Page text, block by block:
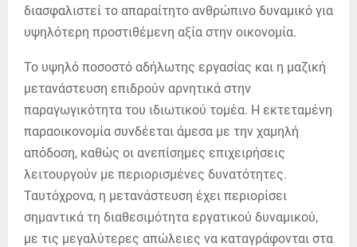
διασφαλιστεί το απαραίτητο ανθρώπινο δυναμικό για
υψηλότερη προστιθέμενη αξία στην οικονομία.
Το υψηλό ποσοστό αδήλωτης εργασίας και η μαζική
μετανάστευση επιδρούν αρνητικά στην
παραγωγικότητα του ιδιωτικού τομέα. Η εκτεταμένη
παραοικονομία συνδέεται άμεσα με την χαμηλή
απόδοση, καθώς οι ανεπίσημες επιχειρήσεις
λειτουργούν με περιορισμένες δυνατότητες.
Ταυτόχρονα, η μετανάστευση έχει περιορίσει
σημαντικά τη διαθεσιμότητα εργατικού δυναμικού,
με τις μεγαλύτερες απώλειες να καταγράφονται στα